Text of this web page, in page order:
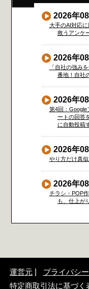
2026年
大手のAI対応
救うアンケ
2026年
「自社の強み
番地！自社
2026年
第4回：Google
ートの回答
に自動投稿
2026年
やり方だけ真
2026年
チラシ・POP
も、仕上が
運営元
プライバシ
特定商取引法に基づく